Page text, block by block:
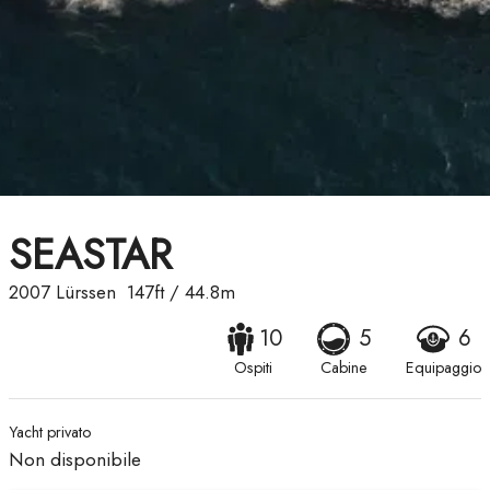
SEASTAR
2007 Lürssen 147ft/ 44.8m
10
Ospiti
5
Cabine
6
Equipaggio
Yacht privato
Non disponibile